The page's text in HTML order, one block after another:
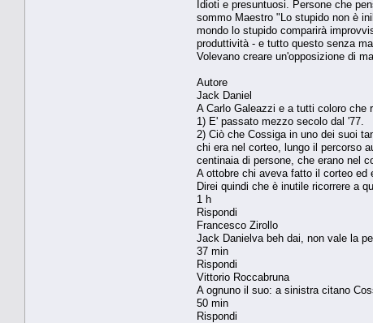
Idioti e presuntuosi. Persone che
sommo Maestro "Lo stupido non è
mondo lo stupido comparirà
produttività - e tutto questo senza
Volevano creare un'opposizione di
Autore
Jack Daniel
A Carlo Galeazzi e a tutti coloro che
1) E' passato mezzo secolo dal '77.
2) Ciò che Cossiga in uno dei suoi
chi era nel corteo, lungo il percorso
centinaia di persone, che erano nel
A ottobre chi aveva fatto il corteo ed
Direi quindi che è inutile ricorrere a
1 h
Rispondi
Francesco Zirollo
Jack Danielva beh dai, non vale la
37 min
Rispondi
Vittorio Roccabruna
A ognuno il suo: a sinistra citano
50 min
Rispondi